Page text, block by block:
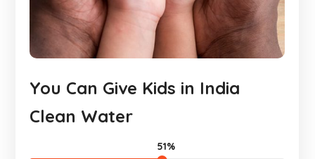
You Can Give Kids in India
Clean Water
51%